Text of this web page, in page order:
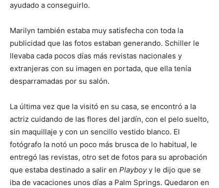
ayudado a conseguirlo.
Marilyn también estaba muy satisfecha con toda la
publicidad que las fotos estaban generando. Schiller le
llevaba cada pocos días más revistas nacionales y
extranjeras con su imagen en portada, que ella tenía
desparramadas por su salón.
La última vez que la visitó en su casa, se encontró a la
actriz cuidando de las flores del jardín, con el pelo suelto,
sin maquillaje y con un sencillo vestido blanco. El
fotógrafo la notó un poco más brusca de lo habitual, le
entregó las revistas, otro set de fotos para su aprobación
que estaba destinado a salir en Playboyy le dijo que se
iba de vacaciones unos días a Palm Springs. Quedaron en